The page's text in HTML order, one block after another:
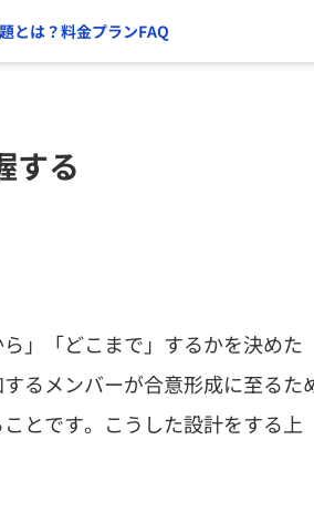
とは？料金プランFAQ
する
」「どこまで」するかを決めた
るメンバーが合意形成に至るた
とです。こうした設計をする上